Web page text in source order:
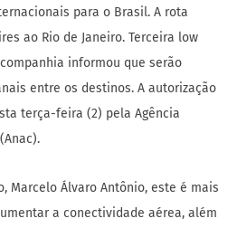
para o Brasil. A rota
ao Rio de Janeiro. Terceira low
informou que serão
entre os destinos. A autorização
terça-feira (2) pela Agência
Marcelo Álvaro Antônio, este é mais
a conectividade aérea, além